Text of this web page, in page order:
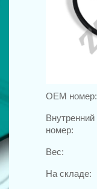
OEM номер:
Внутренний
номер:
Вес:
На складе: